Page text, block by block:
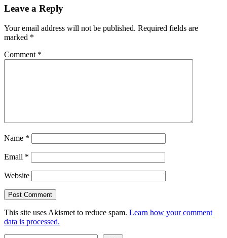
Leave a Reply
Your email address will not be published. Required fields are
marked *
Comment *
Name *
Email *
Website
This site uses Akismet to reduce spam. Learn how your comment
data is processed.